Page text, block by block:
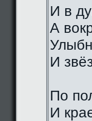
И в
А
И
По
И